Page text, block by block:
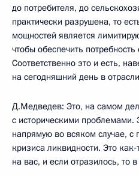
до потребителя, до
практически разрушена, то
мощностей является
чтобы обеспечить потребность
Соответственно это и есть,
на сегодняшний день в
Д.Медведев: Это, на самом
с историческими проблемами.
напрямую во всяком случае, с
кризиса ликвидности. Это
на вас, и если отразилось, то